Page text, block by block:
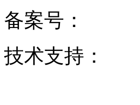
备案号：
技术支持：